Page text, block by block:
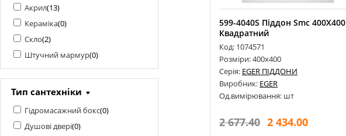
Акрил(13)
Кераміка(0)
Скло(2)
Штучний мармур(0)
Тип сантехніки
Гідромасажний бокс(0)
Душові двері(0)
599-4040S Піддон Smc 400Х400
Квадратний
Код: 1074571
Розміри: 400х400
Серія: EGER ПІДДОНИ
Виробник: EGER
Од.вимірювання: шт
2 677.40 2 434.00